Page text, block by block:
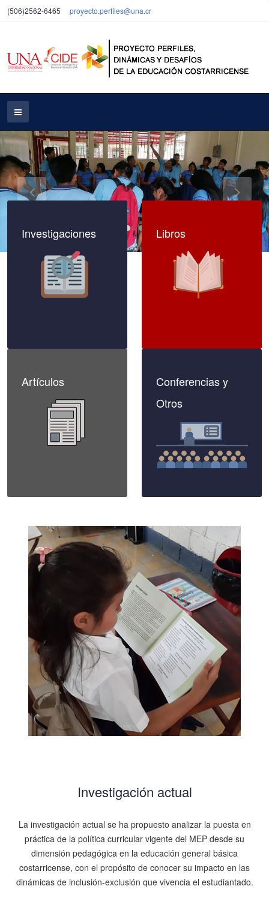
(506)2562-6465 proyecto.perfiles@una.cr
Investigaciones Libros
Artículos
Conferencias y
Otros
Investigación actual
La investigación actual se ha propuesto analizar la puesta en
práctica de la política curricular vigente del MEP desde su
dimensión pedagógica en la educación general básica
costarricense, con el propósito de conocer su impacto en las
dinámicas de inclusión-exclusión que vivencia el estudiantado.